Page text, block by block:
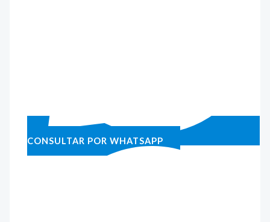
CONSULTAR POR WHATSAPP